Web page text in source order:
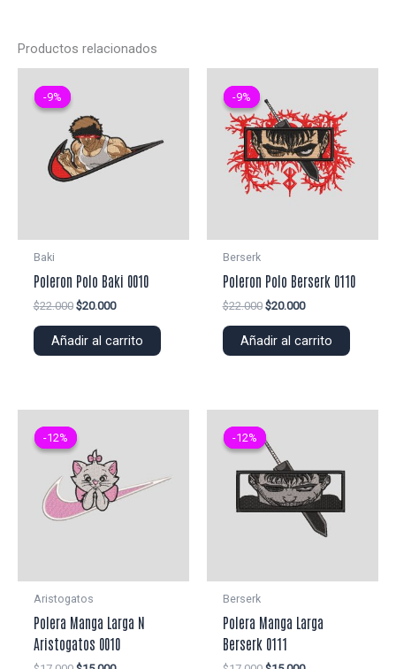
Productos relacionados
-9%
-9%
Baki
Poleron Polo Baki 0010
$22.000 El
original
$20.000El
actual
Añadir al carrito
-9%
-9%
Berserk
Poleron Polo Berserk 0110
$22.000 El
original
$20.000El
actual
Añadir al carrito
-12%
-12%
Aristogatos
Polera Manga Larga N
Aristogatos 0010
-12%
-12%
Berserk
Polera Manga Larga
Berserk 0111